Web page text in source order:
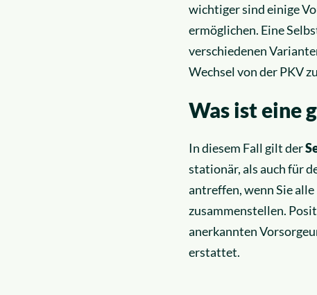
wichtiger sind einige
ermöglichen. Eine
verschiedenen
Wechsel von der PKV
Was ist eine
In diesem Fall gilt der
stationär, als auch für
antreffen, wenn Sie
zusammenstellen.
anerkannten
erstattet.